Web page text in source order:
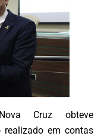
Cruz obteve
realizado em contas